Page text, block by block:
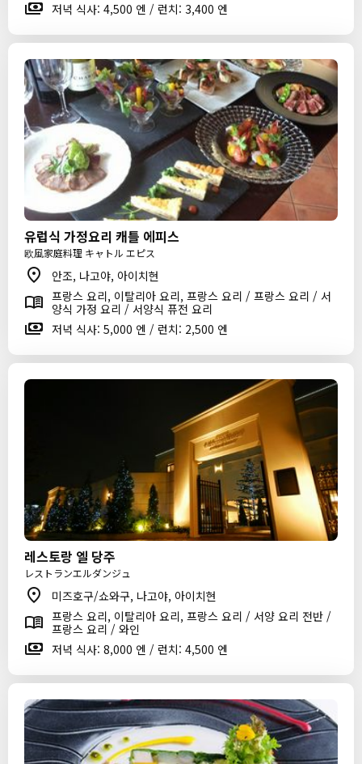
저녁 식사: 4,500 엔 / 런치: 3,400 엔
유럽식 가정요리 캐틀 에피스
欧風家庭料理 キャトル エピス
안조, 나고야, 아이치현
프랑스 요리, 이탈리아 요리, 프랑스 요리 / 프랑스 요리 / 서
양식 가정 요리 / 서양식 퓨전 요리
저녁 식사: 5,000 엔 / 런치: 2,500 엔
레스토랑 엘 당주
レストランエルダンジュ
미즈호구/쇼와구, 나고야, 아이치현
프랑스 요리, 이탈리아 요리, 프랑스 요리 / 서양 요리 전반 /
프랑스 요리 / 와인
저녁 식사: 8,000 엔 / 런치: 4,500 엔